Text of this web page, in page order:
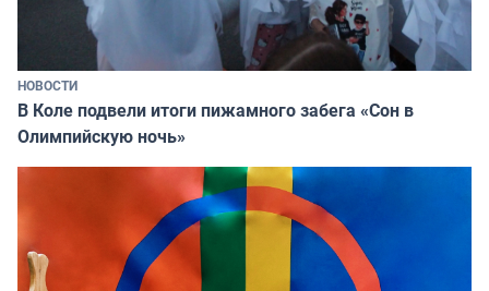
НОВОСТИ
В Коле подвели итоги пижамного забега «Сон в
Олимпийскую ночь»